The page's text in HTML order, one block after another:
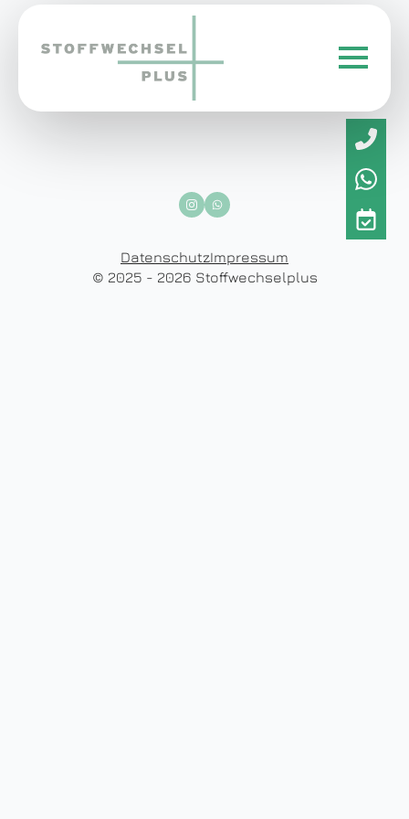
DatenschutzImpressum
© 2025 - 2026 Stoffwechselplus